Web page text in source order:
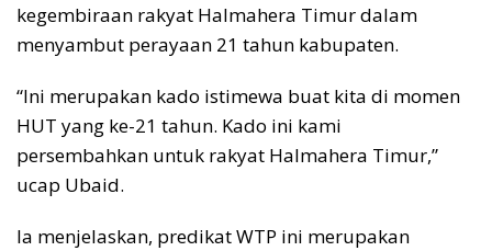
kegembiraan rakyat Halmahera Timur dalam
menyambut perayaan 21 tahun kabupaten.
“Ini merupakan kado istimewa buat kita di momen
HUT yang ke-21 tahun. Kado ini kami
persembahkan untuk rakyat Halmahera Timur,”
ucap Ubaid.
Ia menjelaskan, predikat WTP ini merupakan